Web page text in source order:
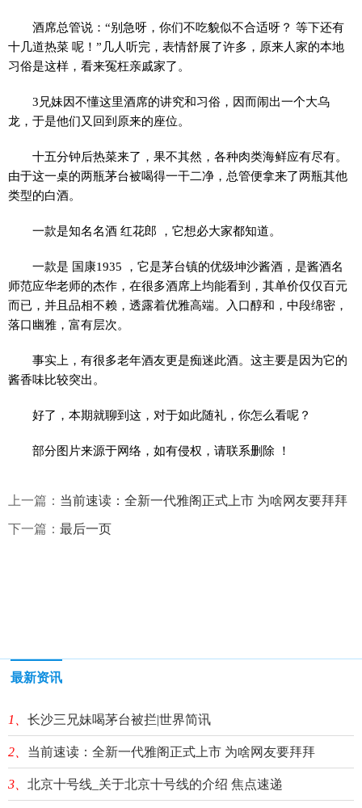
酒席总管说：“别急呀，你们不吃貌似不合适呀？ 等下还有
十几道热菜 呢！”几人听完，表情舒展了许多，原来人家的本地
习俗是这样，看来冤枉亲戚家了。
3兄妹因不懂这里酒席的讲究和习俗，因而闹出一个大乌
龙，于是他们又回到原来的座位。
十五分钟后热菜来了，果不其然，各种肉类海鲜应有尽有。
由于这一桌的两瓶茅台被喝得一干二净，总管便拿来了两瓶其他
类型的白酒。
一款是知名名酒 红花郎 ，它想必大家都知道。
一款是 国康1935 ，它是茅台镇的优级坤沙酱酒，是酱酒名
师范应华老师的杰作，在很多酒席上均能看到，其单价仅仅百元
而已，并且品相不赖，透露着优雅高端。入口醇和，中段绵密，
落口幽雅，富有层次。
事实上，有很多老年酒友更是痴迷此酒。这主要是因为它的
酱香味比较突出。
好了，本期就聊到这，对于如此随礼，你怎么看呢？
部分图片来源于网络，如有侵权，请联系删除 ！
上一篇： 当前速读：全新一代雅阁正式上市 为啥网友要拜拜
下一篇： 最后一页
最新资讯
1、 长沙三兄妹喝茅台被拦|世界简讯
2、 当前速读：全新一代雅阁正式上市 为啥网友要拜拜
3、 北京十号线_关于北京十号线的介绍 焦点速递